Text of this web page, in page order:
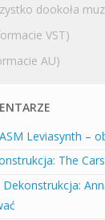
dookoła
VST)
AU)
ASM Leviasynth –
The
Dekonstrukcja: